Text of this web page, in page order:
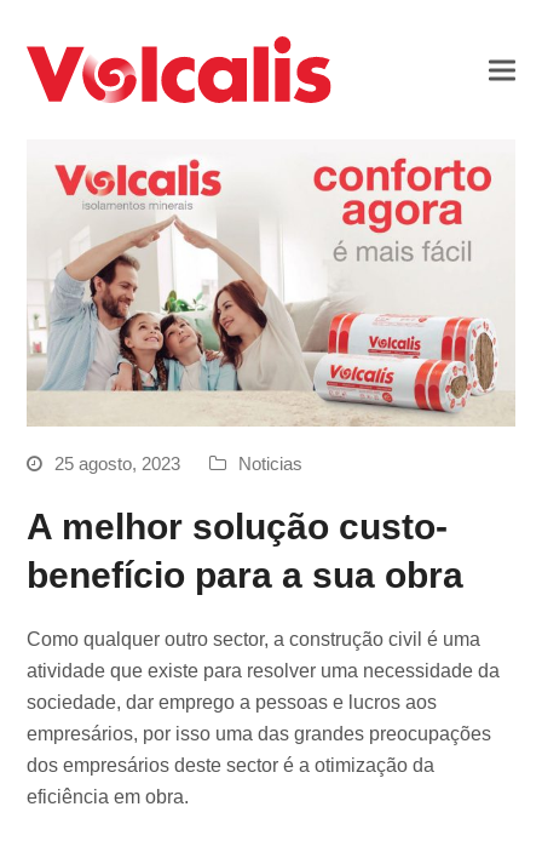
25 agosto, 2023 Noticias
A melhor solução custo-
benefício para a sua obra
Como qualquer outro sector, a construção civil é uma
atividade que existe para resolver uma necessidade da
sociedade, dar emprego a pessoas e lucros aos
empresários, por isso uma das grandes preocupações
dos empresários deste sector é a otimização da
eficiência em obra.